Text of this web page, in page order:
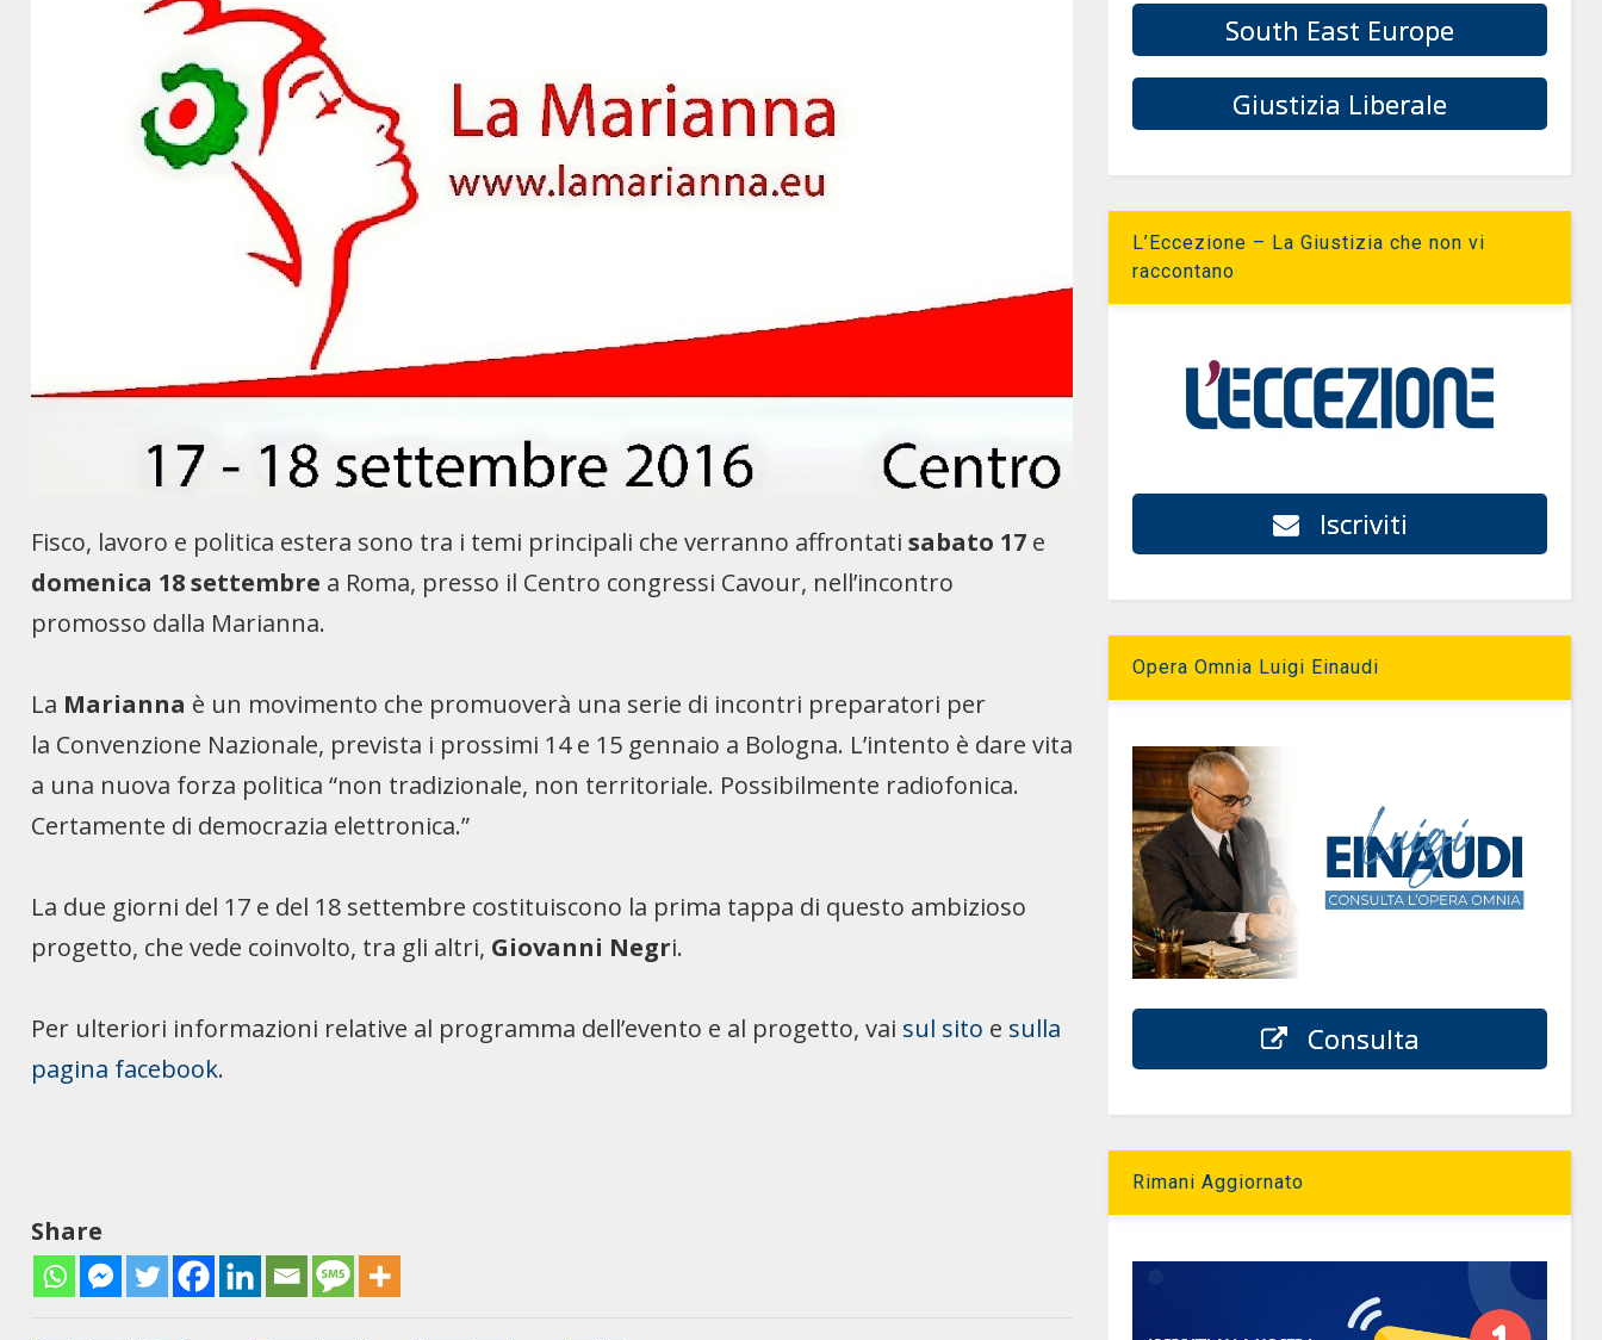
Fisco, lavoro e politica estera sono tra i temi principali che verranno affrontatisabato 17 e
domenica 18 settembre a Roma, presso il Centro congressi Cavour, nell’incontro
promosso dalla Marianna.
La Marianna è un movimento che promuoverà una serie di incontri preparatori per
la Convenzione Nazionale, prevista i prossimi 14 e 15 gennaio a Bologna. L’intento è dare vita
a una nuova forza politica “non tradizionale, non territoriale. Possibilmente radiofonica.
Certamente di democrazia elettronica.”
La due giorni del 17 e del 18 settembre costituiscono la prima tappa di questo ambizioso
progetto, che vede coinvolto, tra gli altri, Giovanni Negri.
Per ulteriori informazioni relative al programma dell’evento e al progetto, vai sul sito e sulla
pagina facebook.
Share
South East Europe
Giustizia Liberale
L’Eccezione – La Giustizia che non vi
raccontano
Iscriviti
Opera Omnia Luigi Einaudi
Consulta
Rimani Aggiornato